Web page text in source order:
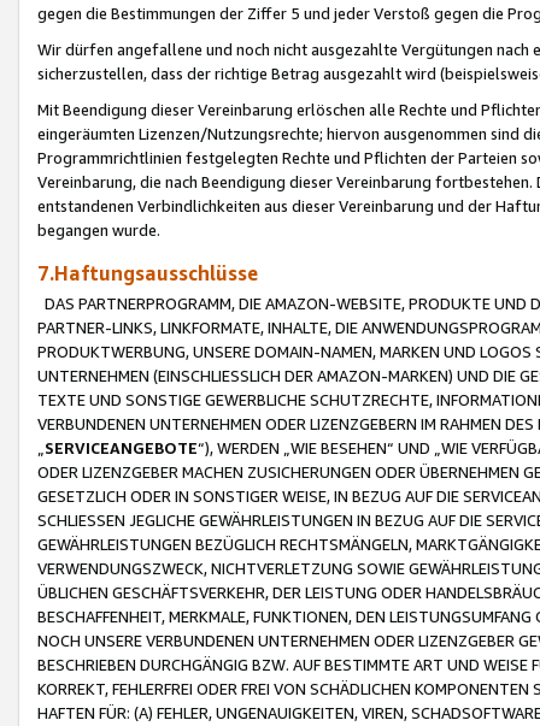
gegen die Bestimmungen der Ziffer 5 und jeder Verstoß gegen die
Wir dürfen angefallene und noch nicht ausgezahlte Vergütungen
sicherzustellen, dass der richtige Betrag ausgezahlt wird
Mit Beendigung dieser Vereinbarung erlöschen alle Rechte und
eingeräumten Lizenzen/Nutzungsrechte; hiervon ausgenommen sind
Programmrichtlinien festgelegten Rechte und Pflichten der Parteien
Vereinbarung, die nach Beendigung dieser Vereinbarung
entstandenen Verbindlichkeiten aus dieser Vereinbarung und der
begangen wurde.
7.Haftungsausschlüsse
DAS PARTNERPROGRAMM, DIE AMAZON-WEBSITE, PRODUKTE UND
PARTNER-LINKS, LINKFORMATE, INHALTE, DIE
PRODUKTWERBUNG, UNSERE DOMAIN-NAMEN, MARKEN UND
UNTERNEHMEN (EINSCHLIESSLICH DER AMAZON-MARKEN) UND DIE
TEXTE UND SONSTIGE GEWERBLICHE SCHUTZRECHTE,
VERBUNDENEN UNTERNEHMEN ODER LIZENZGEBERN IM RAHMEN
SERVICEANGEBOTE“), WERDEN „WIE BESEHEN“ UND „WIE
ODER LIZENZGEBER MACHEN ZUSICHERUNGEN ODER ÜBERNEHMEN
GESETZLICH ODER IN SONSTIGER WEISE, IN BEZUG AUF DIE
SCHLIESSEN JEGLICHE GEWÄHRLEISTUNGEN IN BEZUG AUF DIE
GEWÄHRLEISTUNGEN BEZÜGLICH RECHTSMÄNGELN,
VERWENDUNGSZWECK, NICHTVERLETZUNG SOWIE
ÜBLICHEN GESCHÄFTSVERKEHR, DER LEISTUNG ODER
BESCHAFFENHEIT, MERKMALE, FUNKTIONEN, DEN
NOCH UNSERE VERBUNDENEN UNTERNEHMEN ODER LIZENZGEBER
BESCHRIEBEN DURCHGÄNGIG BZW. AUF BESTIMMTE ART UND
KORREKT, FEHLERFREI ODER FREI VON SCHÄDLICHEN
HAFTEN FÜR: (A) FEHLER, UNGENAUIGKEITEN, VIREN,